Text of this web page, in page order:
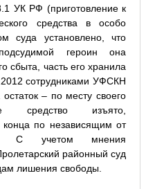
УК РФ (приготовление к
средства в особо
суда установлено, что
героин она
сбыта, часть его хранила
сотрудниками УФСКН
– по месту своего
средство изъято,
по независящим от
С учетом мнения
районный суд
лишения свободы.